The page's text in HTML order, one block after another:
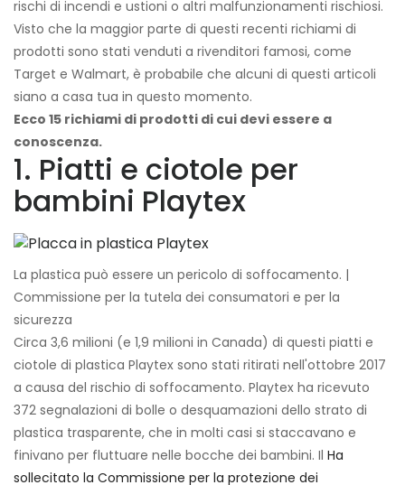
rischi di incendi e ustioni o altri malfunzionamenti rischiosi.
Visto che la maggior parte di questi recenti richiami di
prodotti sono stati venduti a rivenditori famosi, come
Target e Walmart, è probabile che alcuni di questi articoli
siano a casa tua in questo momento.
Ecco 15 richiami di prodotti di cui devi essere a
conoscenza.
1. Piatti e ciotole per
bambini Playtex
La plastica può essere un pericolo di soffocamento. |
Commissione per la tutela dei consumatori e per la
sicurezza
Circa 3,6 milioni (e 1,9 milioni in Canada) di questi piatti e
ciotole di plastica Playtex sono stati ritirati nell'ottobre 2017
a causa del rischio di soffocamento. Playtex ha ricevuto
372 segnalazioni di bolle o desquamazioni dello strato di
plastica trasparente, che in molti casi si staccavano e
finivano per fluttuare nelle bocche dei bambini. Il Ha
sollecitato la Commissione per la protezione dei